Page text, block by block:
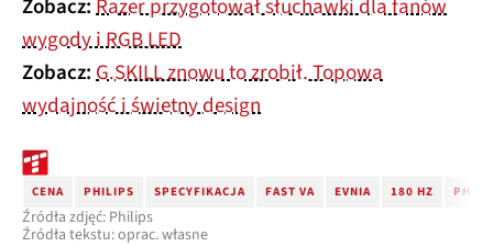
Zobacz:Razer przygotował słuchawki dla fanów
wygody i RGB LED
Zobacz:G.SKILL znowu to zrobił. Topowa
wydajność i świetny design
CENA PHILIPS SPECYFIKACJA FAST VA EVNIA 180 HZ
Źródła zdjęć: Philips
Źródła tekstu: oprac. własne